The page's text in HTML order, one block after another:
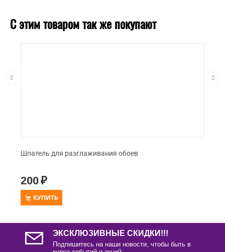
С этим товаром так же покупают
Шпатель для разглаживания обоев
200₽
КУПИТЬ
ЭКСКЛЮЗИВНЫЕ СКИДКИ!!!
Подпишитесь на наши новости, чтобы быть в